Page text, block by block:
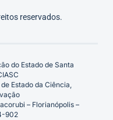
reservados.
do Estado de Santa
Estado da Ciência,
– Florianópolis –
902